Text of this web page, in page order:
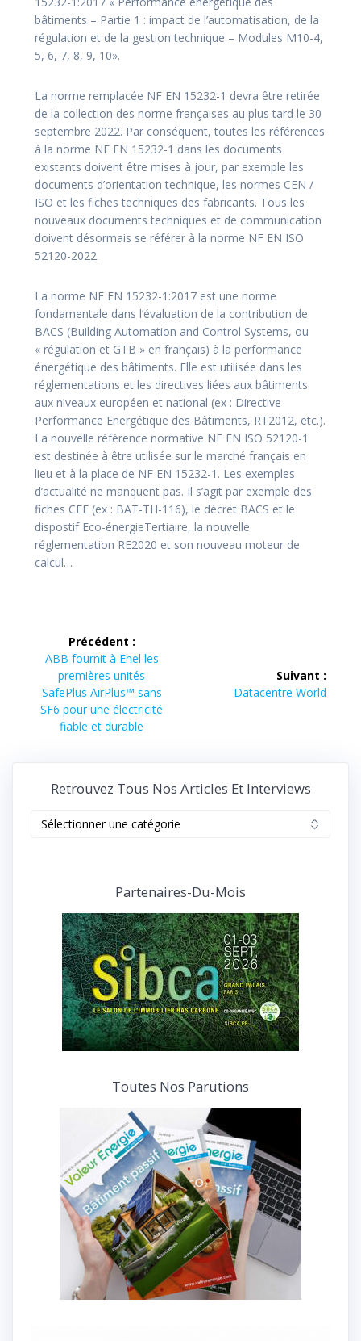
bâtiments – Partie 1 : impact de l’automatisation, de la
régulation et de la gestion technique – Modules M10-4,
5, 6, 7, 8, 9, 10».
La norme remplacée NF EN 15232-1 devra être retirée
de la collection des norme françaises au plus tard le 30
septembre 2022. Par conséquent, toutes les références
à la norme NF EN 15232-1 dans les documents
existants doivent être mises à jour, par exemple les
documents d’orientation technique, les normes CEN /
ISO et les fiches techniques des fabricants. Tous les
nouveaux documents techniques et de communication
doivent désormais se référer à la norme NF EN ISO
52120-2022.
La norme NF EN 15232-1:2017 est une norme
fondamentale dans l’évaluation de la contribution de
BACS (Building Automation and Control Systems, ou
« régulation et GTB » en français) à la performance
énergétique des bâtiments. Elle est utilisée dans les
réglementations et les directives liées aux bâtiments
aux niveaux européen et national (ex : Directive
Performance Energétique des Bâtiments, RT2012, etc.).
La nouvelle référence normative NF EN ISO 52120-1
est destinée à être utilisée sur le marché français en
lieu et à la place de NF EN 15232-1. Les exemples
d’actualité ne manquent pas. Il s’agit par exemple des
fiches CEE (ex : BAT-TH-116), le décret BACS et le
dispostif Eco-énergieTertiaire, la nouvelle
réglementation RE2020 et son nouveau moteur de
calcul…
Navigation
l’article
Précédent :
Article
précédent :
ABB fournit à Enel les
premières unités
SafePlus AirPlus™ sans
SF6 pour une électricité
fiable et durable
Suivant :
Article
Datacentre World
Retrouvez Tous Nos Articles Et Interviews
interviews
Partenaires-Du-Mois
Toutes Nos Parutions